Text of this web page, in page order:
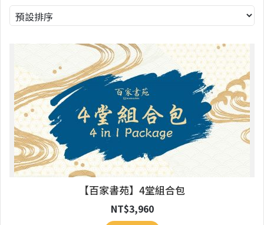
【百家書苑】4堂組合包
NT$3,960